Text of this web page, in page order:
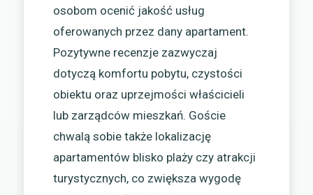
osobom ocenić jakość usług
oferowanych przez dany apartament.
Pozytywne recenzje zazwyczaj
dotyczą komfortu pobytu, czystości
obiektu oraz uprzejmości właścicieli
lub zarządców mieszkań. Goście
chwalą sobie także lokalizację
apartamentów blisko plaży czy atrakcji
turystycznych, co zwiększa wygodę